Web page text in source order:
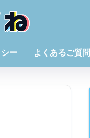
ー よくあるご質問